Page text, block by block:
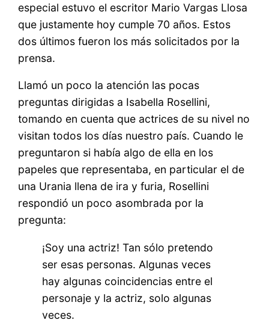
especial estuvo el escritor Mario Vargas Llosa
que justamente hoy cumple 70 años. Estos
dos últimos fueron los más solicitados por la
prensa.
Llamó un poco la atención las pocas
preguntas dirigidas a Isabella Rosellini,
tomando en cuenta que actrices de su nivel no
visitan todos los días nuestro país. Cuando le
preguntaron si había algo de ella en los
papeles que representaba, en particular el de
una Urania llena de ira y furia, Rosellini
respondió un poco asombrada por la
pregunta:
¡Soy una actriz! Tan sólo pretendo
ser esas personas. Algunas veces
hay algunas coincidencias entre el
personaje y la actriz, solo algunas
veces.